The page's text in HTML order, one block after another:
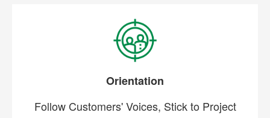
Orientation
Follow Customers' Voices, Stick to Project